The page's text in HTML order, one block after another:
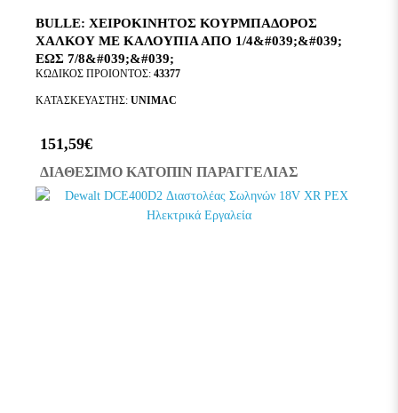
BULLE: ΧΕΙΡΟΚΙΝΗΤΟΣ ΚΟΥΡΜΠΑΔΟΡΟΣ
ΧΑΛΚΟΥ ΜΕ ΚΑΛΟΥΠΙΑ ΑΠΟ 1/4&#039;&#039;
ΕΩΣ 7/8&#039;&#039;
ΚΩΔΙΚΟΣ ΠΡΟΙΟΝΤΟΣ: 43377
ΚΑΤΑΣΚΕΥΑΣΤΗΣ: UNIMAC
151,59€
ΔΙΑΘΕΣΙΜΟ ΚΑΤΟΠΙΝ ΠΑΡΑΓΓΕΛΙΑΣ